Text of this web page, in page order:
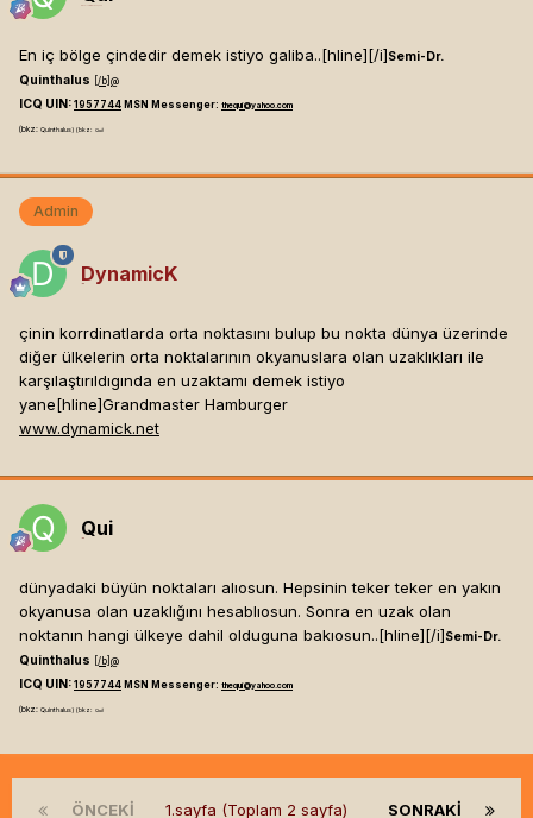
En iç bölge çindedir demek istiyo galiba..[hline][/i]Semi-Dr.
Quinthalus
[/b] @
ICQ UIN: 1957744 MSN Messenger: thequi@yahoo.com
(bkz: Quinthalus) (bkz: Qui)
Admin
DynamicK
çinin korrdinatlarda orta noktasını bulup bu nokta dünya üzerinde
diğer ülkelerin orta noktalarının okyanuslara olan uzaklıkları ile
karşılaştırıldıgında en uzaktamı demek istiyo
yane[hline]Grandmaster Hamburger
www.dynamick.net
Qui
dünyadaki büyün noktaları alıosun. Hepsinin teker teker en yakın
okyanusa olan uzaklığını hesablıosun. Sonra en uzak olan
noktanın hangi ülkeye dahil olduguna bakıosun..[hline][/i]Semi-Dr.
Quinthalus
[/b] @
ICQ UIN: 1957744 MSN Messenger: thequi@yahoo.com
(bkz: Quinthalus) (bkz: Qui)
ÖNCEKI SONRAKI
1.sayfa (Toplam 2 sayfa)